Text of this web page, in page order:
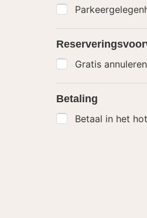
Gratis annuleren
Betaling
Betaal in het